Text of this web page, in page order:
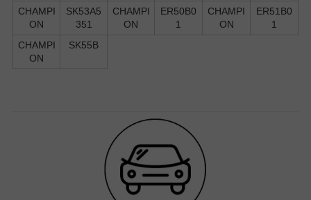
CHAMPI
ON
SK53A5
351
CHAMPI
ON
ER50B0
1
CHAMPI
ON
ER51B0
1
CHAMPI
ON
SK55B